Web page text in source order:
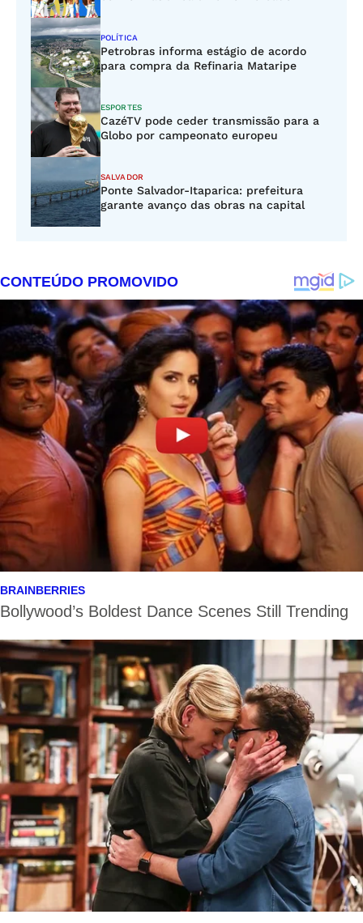
POLÍTICA
Petrobras informa estágio de acordo
para compra da Refinaria Mataripe
ESPORTES
CazéTV pode ceder transmissão para a
Globo por campeonato europeu
SALVADOR
Ponte Salvador-Itaparica: prefeitura
garante avanço das obras na capital